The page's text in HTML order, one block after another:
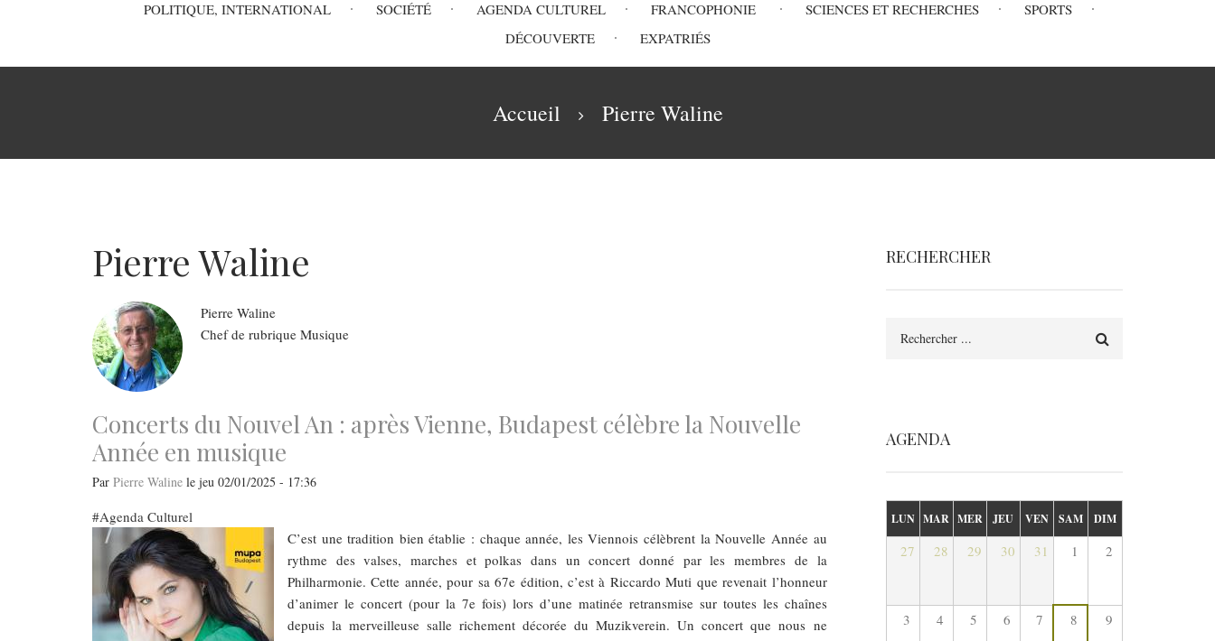
MainPOLITIQUE, INTERNATIONAL SOCIÉTÉ AGENDA CULTUREL FRANCOPHONIE SCIENCES ET RECHERCHES
SPORTS
DÉCOUVERTE
EXPATRIÉS
Accueil Pierre Waline
Pierre Waline
Pierre Waline
Role Chef de rubrique Musique
Concerts du Nouvel An : après Vienne, Budapest célèbre la Nouvelle
Année en musique
Par Pierre Waline le jeu 02/01/2025 - 17:36
Agenda Culturel
C’est une tradition bien établie : chaque année, les Viennois célèbrent la Nouvelle Année au
rythme des valses, marches et polkas dans un concert donné par les membres de la
Philharmonie. Cette année, pour sa 67e édition, c’est à Riccardo Muti que revenait l’honneur
d’animer le concert (pour la 7e fois) lors d’une matinée retransmise sur toutes les chaînes
depuis la merveilleuse salle richement décorée du Muzikverein. Un concert que nous ne
RECHERCHER
AGENDA
LUN MAR MER JEU VEN SAM DIM
27 28 29 30 31 1 2
3 4 5 6 7 8 9